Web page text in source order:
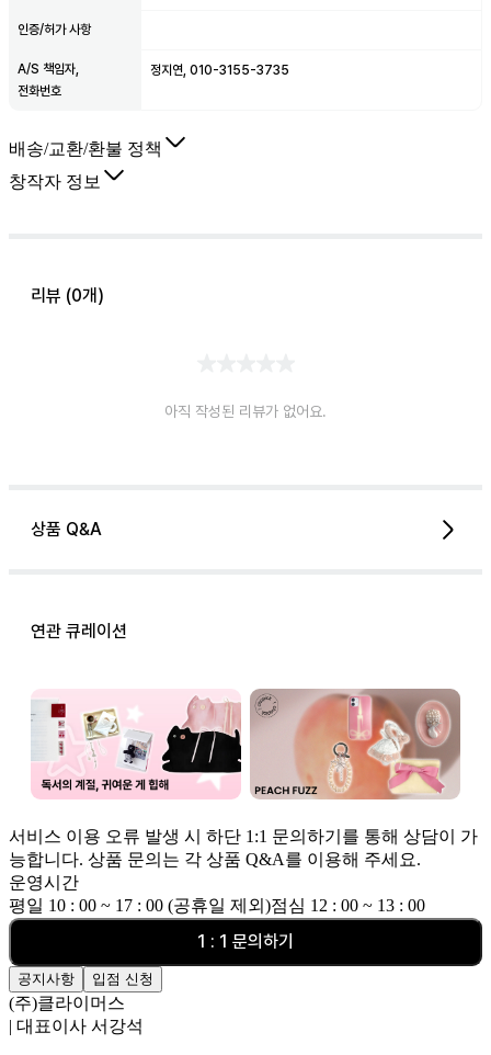
인증/허가 사항
A/S 책임자,
전화번호
정지연, 010-3155-3735
배송/교환/환불 정책
창작자 정보
리뷰 (0개)
아직 작성된 리뷰가 없어요.
상품 Q&A
연관 큐레이션
서비스 이용 오류 발생 시 하단 1:1 문의하기를 통해 상담이 가
능합니다. 상품 문의는 각 상품 Q&A를 이용해 주세요.
운영시간
평일 10 : 00 ~ 17 : 00 (공휴일 제외)점심 12 : 00 ~ 13 : 00
1 : 1 문의하기
공지사항 입점 신청
(주)클라이머스
| 대표이사 서강석